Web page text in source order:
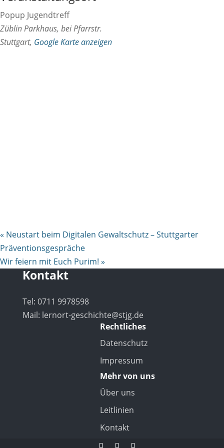
Popup Jugendtreff
Züblin Parkhaus, bei Pfarrstr.
Stuttgart, Google Karte anzeigen
« Neustart beim Digitalen Gewaltschutz – Stuttgarter
Präventionsgespräche
Wir feiern mit Euch Purim! »
Kontakt
Tel: 0711 9978598
Mail: lernort-geschichte@stjg.de
Rechtliches
Datenschutz
Impressum
Mehr von uns
Über uns
Leitlinien
Kontakt